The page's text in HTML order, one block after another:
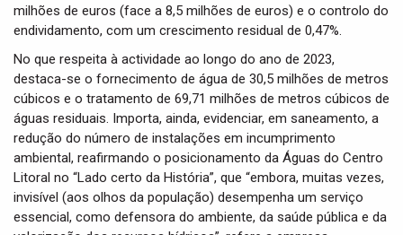
milhões de euros (face a 8,5 milhões de euros) e o controlo do
endividamento, com um crescimento residual de 0,47%.
No que respeita à actividade ao longo do ano de 2023,
destaca-se o fornecimento de água de 30,5 milhões de metros
cúbicos e o tratamento de 69,71 milhões de metros cúbicos de
águas residuais. Importa, ainda, evidenciar, em saneamento, a
redução do número de instalações em incumprimento
ambiental, reafirmando o posicionamento da Águas do Centro
Litoral no “Lado certo da História”, que “embora, muitas vezes,
invisível (aos olhos da população) desempenha um serviço
essencial, como defensora do ambiente, da saúde pública e da